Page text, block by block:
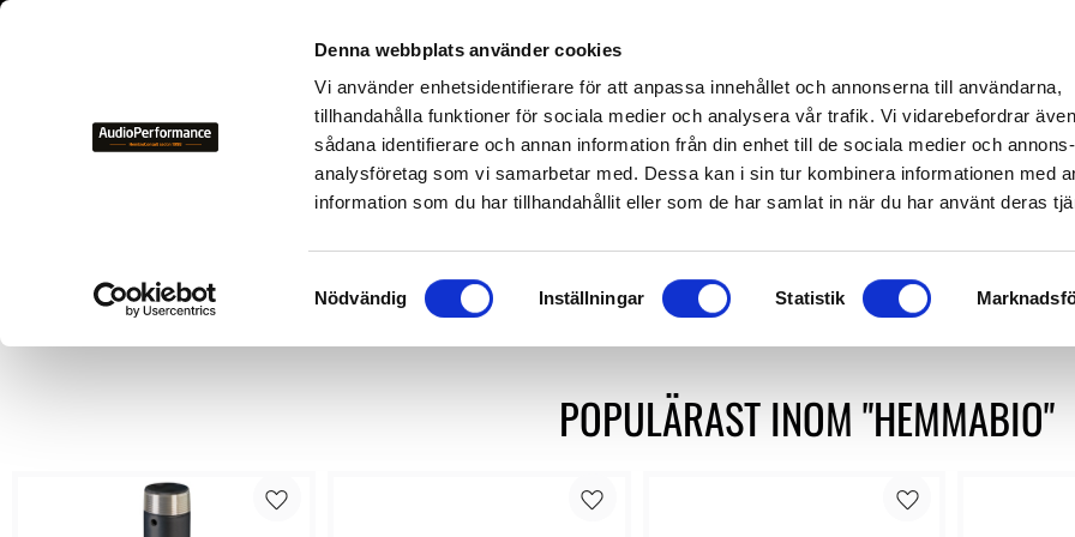
Denna webbplats använder cookies
Vi använder enhetsidentifierare för att anpassa innehållet och annonserna till användarna,
tillhandahålla funktioner för sociala medier och analysera vår trafik. Vi vidarebefordrar även
sådana identifierare och annan information från din enhet till de sociala medier och
analysföretag som vi samarbetar med. Dessa kan i sin tur kombinera informationen med
information som du har tillhandahållit eller som de har samlat in när du har använt deras
a
Nödvändig Inställningar Statistik
BEGAGNAD HIFI TILLVERKARE SKIVSPELARE STEREO HEMMABIO
visuell upplevelse i ditt eget hem. Det är utformat för att ge en mer immersiv och realistisk upplevelse när du tittar på
POPULÄRAST INOM "HEMMABIO"